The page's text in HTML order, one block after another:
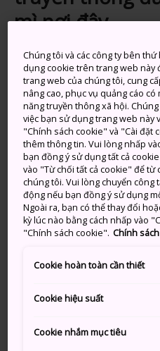
mì nơi đây
Trong thời Edo (1603-
bưu điện phục vụ du
bảo tồn từ thời điểm này,
nghiệm du hành thời gian
những thời kỳ giàu văn
Đừng bỏ lỡ
Chuyến tàu ngắm
tatami và bàn ghế ngồi
Món mì negi soba
Phương thức di
Chúng tôi và các công ty bên
dụng cookie trên trang web này
trang web của chúng tôi, cung
nâng cao, phục vụ quảng cáo
năng truyền thông xã hội.
việc bạn sử dụng trang web này
"Chính sách cookie" và "Cài đặt
thêm thông tin. Vui lòng nhấp
bạn đồng ý sử dụng tất cả
vào "Từ chối tất cả cookie" để từ
chúng tôi. Vui lòng chuyển công
động nếu bạn đồng ý sử dụng
Ngoài ra, bạn có thể thay đổi
kỳ lúc nào bằng cách nhấp vào
"Chính sách cookie". Chính
Cookie hoàn toàn cần thiết
Cookie hiệu suất
Cookie nhắm mục tiêu